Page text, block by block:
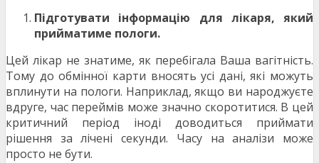
Підготувати інформацію для лікаря, який
прийматиме пологи.
Цей лікар не знатиме, як перебігала Ваша вагітність.
Тому до обмінної карти вносять усі дані, які можуть
вплинути на пологи. Наприклад, якщо ви народжуєте
вдруге, час переймів може значно скоротитися. В цей
критичний період іноді доводиться приймати
рішення за лічені секунди. Часу на аналізи може
просто не бути.